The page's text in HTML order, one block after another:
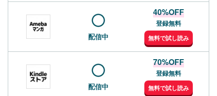
配信中
40%OFF
登録無料
無料で試し読み
配信中
70%OFF
登録無料
無料で試し読み